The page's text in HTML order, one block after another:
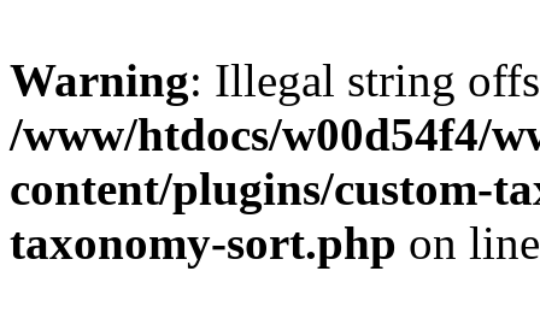
Warning: Illegal string
/www/htdocs/w00d54f4/
content/plugins/custom-
taxonomy-sort.php on